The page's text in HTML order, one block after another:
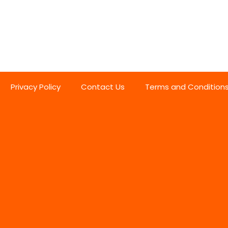
Privacy Policy Contact Us Terms and Conditions